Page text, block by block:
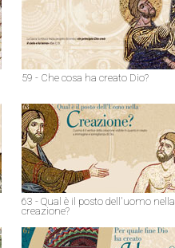
59 - Che cosa ha creato Dio?
63 - Qual è il posto dell'uomo nella
creazione?